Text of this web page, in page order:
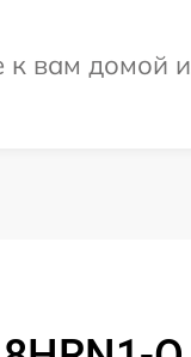
к вам домой